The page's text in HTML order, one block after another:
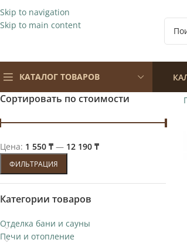
Skip to navigation
Skip to main content
КАТАЛОГ ТОВАРОВ
Сортировать по стоимости
ФИЛЬТРАЦИЯ
Цена: 1 550 ₸ — 12 190 ₸
Категории товаров
Отделка бани и сауны
Печи и отопление